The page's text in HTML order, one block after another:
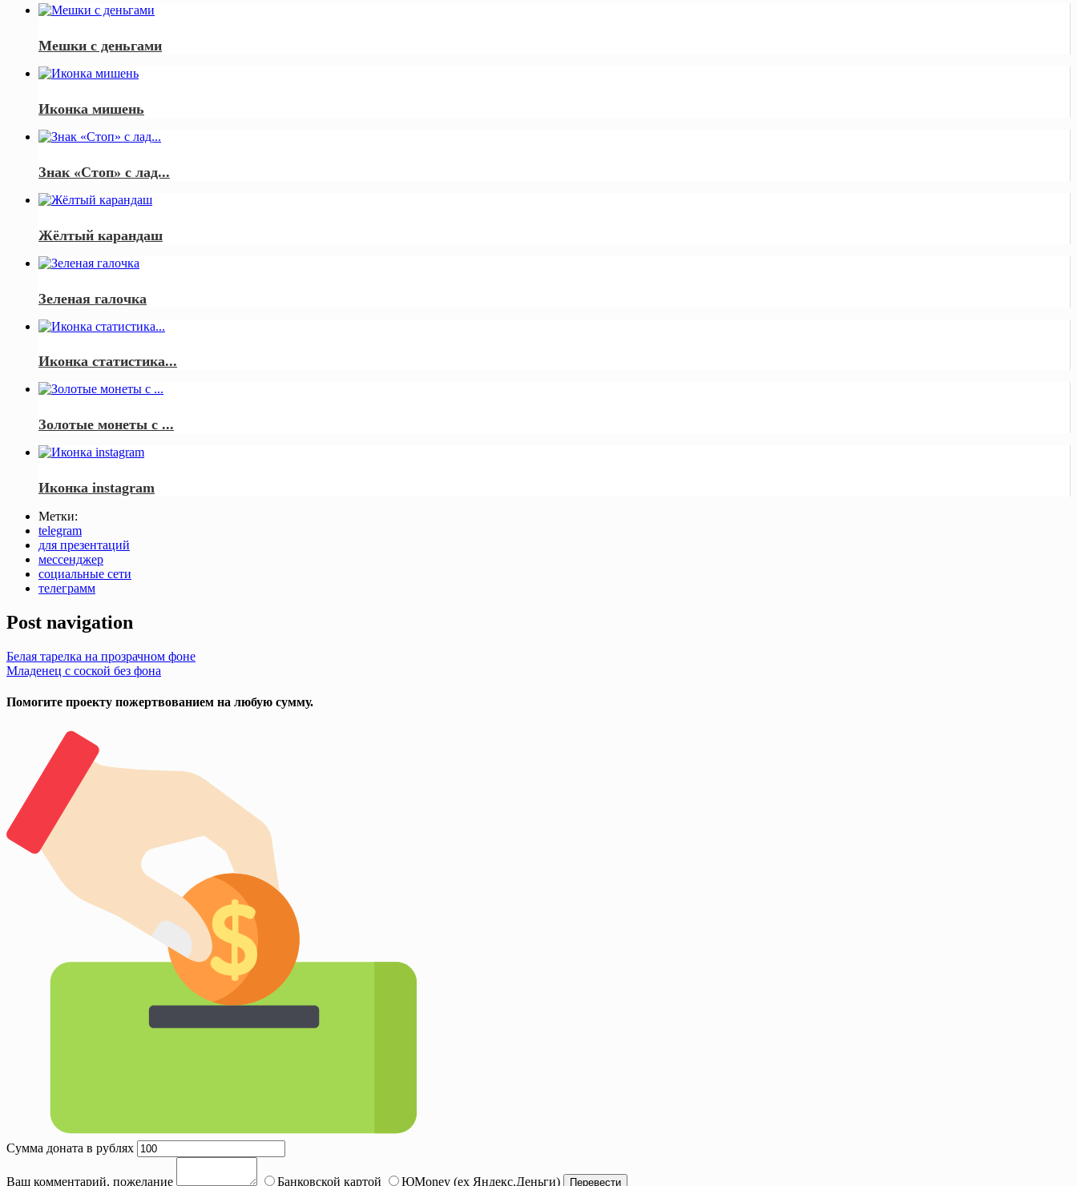
Мешки с деньгами
Иконка мишень
Знак «Стоп» с лад...
Жёлтый карандаш
Зеленая галочка
Иконка статистика...
Золотые монеты с ...
Иконка instagram
Метки:
telegram
для презентаций
мессенджер
социальные сети
телеграмм
Post navigation
Белая тарелка на прозрачном фоне
Младенец с соской без фона
Помогите проекту пожертвованием на любую сумму.
Сумма доната в рублях
Ваш комментарий, пожелание Банковской картой ЮMoney (ex Яндекс.Деньги)